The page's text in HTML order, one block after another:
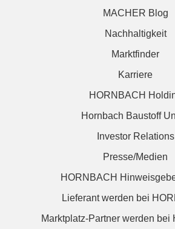
MACHER Blog
Nachhaltigkeit
Marktfinder
Karriere
HORNBACH
Hornbach Baustoff
Investor Relations
Presse/Medien
HORNBACH
Lieferant werden bei
Marktplatz-Partner werden bei